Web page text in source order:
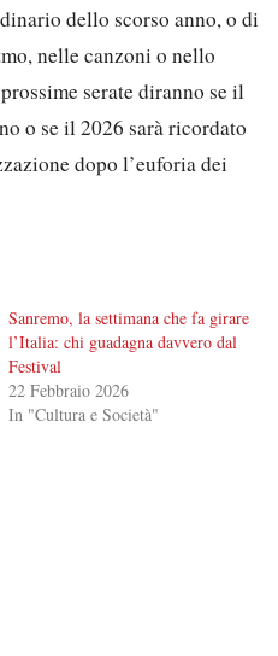
dello scorso anno, o di
nelle canzoni o nello
serate diranno se il
o se il 2026 sarà ricordato
dopo l’euforia dei
Sanremo, la settimana che fa girare
l’Italia: chi guadagna davvero dal
Festival
22 Febbraio 2026
In "Cultura e Società"